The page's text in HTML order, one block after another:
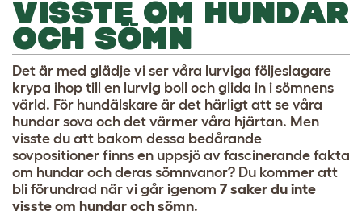
VISSTE OM HUNDAR
OCH SÖMN
Det är med glädje vi ser våra lurviga följeslagare
krypa ihop till en lurvig boll och glida in i sömnens
värld. För hundälskare är det härligt att se våra
hundar sova och det värmer våra hjärtan. Men
visste du att bakom dessa bedårande
sovpositioner finns en uppsjö av fascinerande fakta
om hundar och deras sömnvanor? Du kommer att
bli förundrad när vi går igenom 7 saker du inte
visste om hundar och sömn.